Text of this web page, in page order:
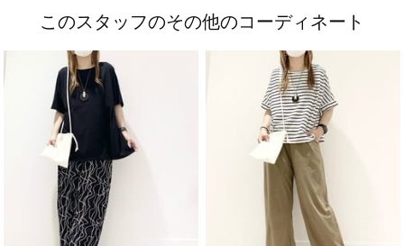
このスタッフのその他のコーディネート